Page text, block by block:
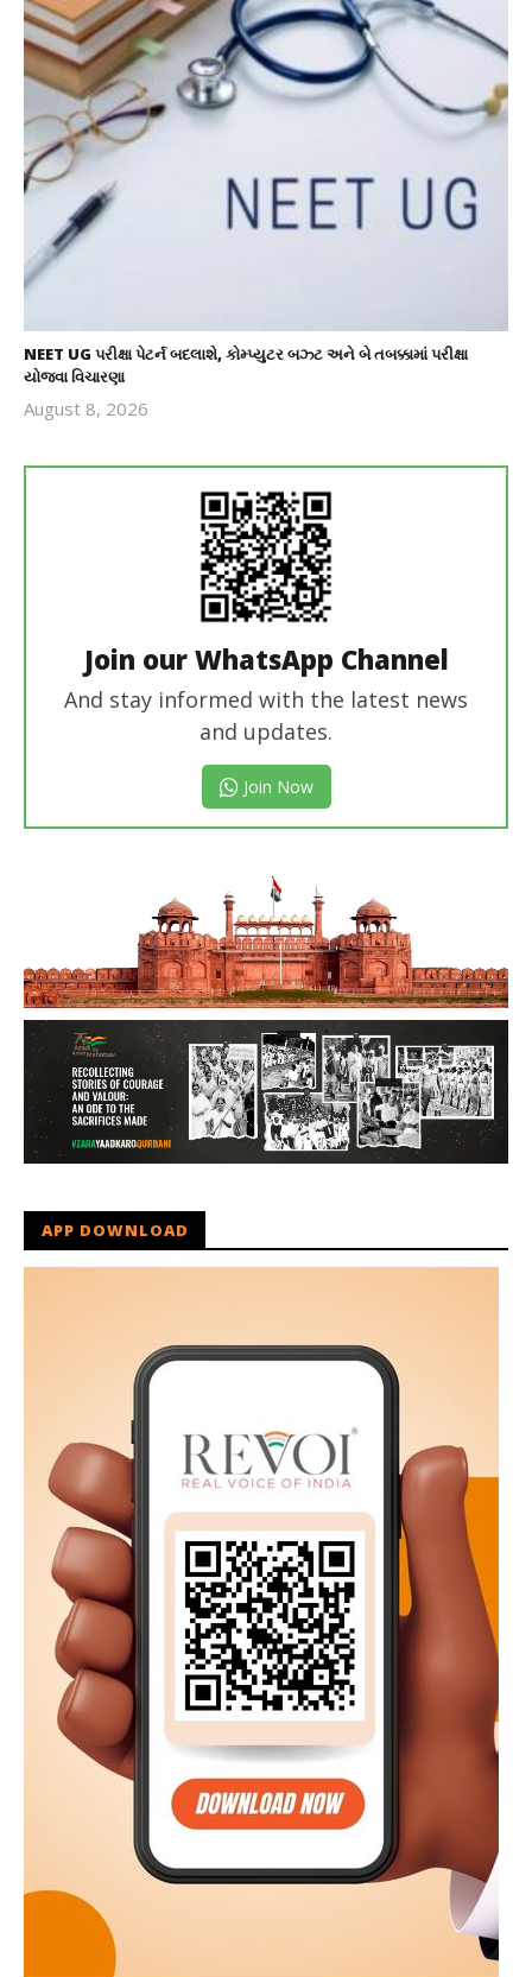
NEET UG પરીક્ષા પેટર્ન બદલાશે, કોમ્પ્યુટર બઝ્ટ અને બે તબક્કામાં પરીક્ષા
યોજવા વિચારણા
August 8, 2026
Join our WhatsApp Channel
And stay informed with the latest news
and updates.
Join Now
APP DOWNLOAD